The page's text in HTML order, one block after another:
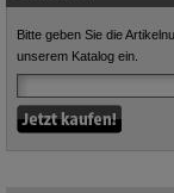
Bitte geben Sie die
unserem Katalog ein.